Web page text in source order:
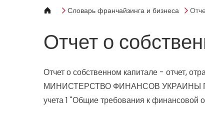
Словарь франчайзинга и бизнеса
Отчет о
Отчет о собственном капитале - отчет,
МИНИСТЕРСТВО ФИНАНСОВ УКРАИНЫ
учета 1 "Общие требования к финансовой